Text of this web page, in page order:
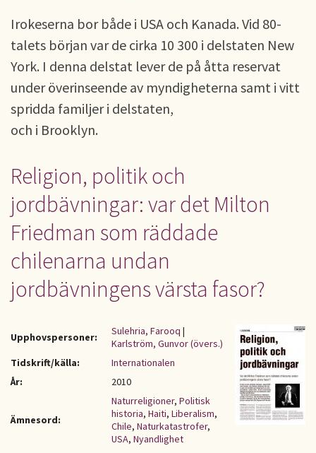
Irokeserna bor både i USA och Kanada. Vid 80-
talets början var de cirka 10 300 i delstaten New
York. I denna delstat lever de på åtta reservat
under överinseende av myndigheterna samt i vitt
spridda familjer i delstaten,
och i Brooklyn.
Religion, politik och
jordbävningar: var det Milton
Friedman som räddade
chilenarna undan
jordbävningens värsta fasor?
Upphovspersoner: Sulehria, Farooq |
Karlström, Gunvor (övers.)
Tidskrift/källa:
Internationalen
År:
2010
Ämnesord:
Naturreligioner, Politisk
historia, Haiti, Liberalism,
Chile, Naturkatastrofer,
USA, Nyandlighet